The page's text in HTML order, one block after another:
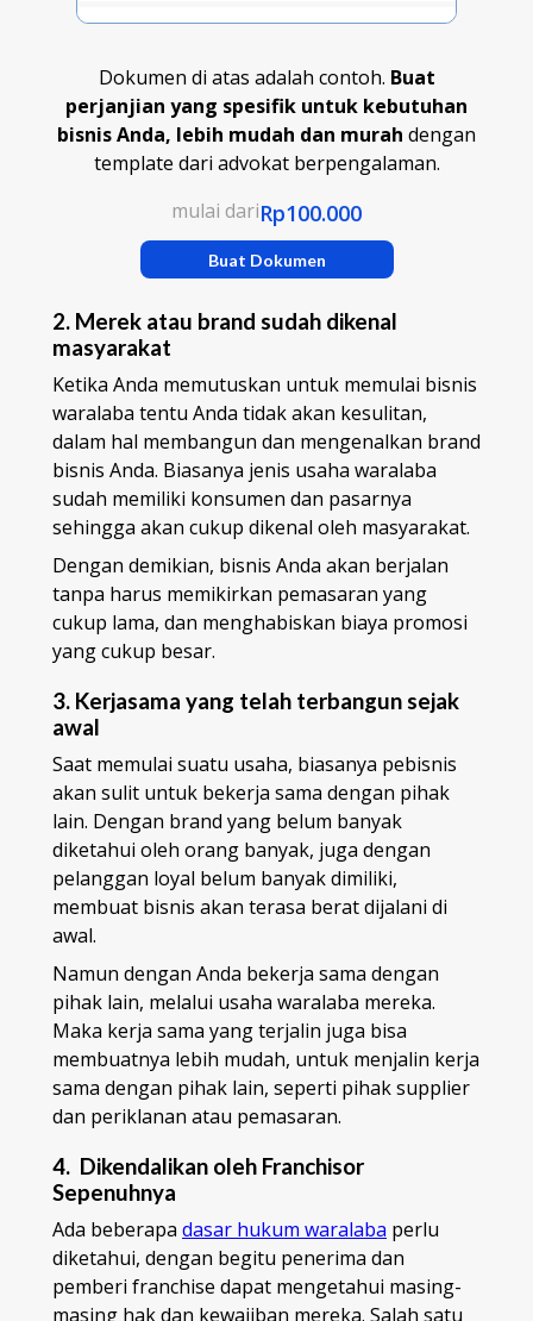
Dokumen di atas adalah contoh. Buat
perjanjian yang spesifik untuk kebutuhan
bisnis Anda, lebih mudah dan murah dengan
template dari advokat berpengalaman.
mulai dariRp100.000
Buat Dokumen
2. Merek atau brand sudah dikenal
masyarakat
Ketika Anda memutuskan untuk memulai bisnis
waralaba tentu Anda tidak akan kesulitan,
dalam hal membangun dan mengenalkan brand
bisnis Anda. Biasanya jenis usaha waralaba
sudah memiliki konsumen dan pasarnya
sehingga akan cukup dikenal oleh masyarakat.
Dengan demikian, bisnis Anda akan berjalan
tanpa harus memikirkan pemasaran yang
cukup lama, dan menghabiskan biaya promosi
yang cukup besar.
3. Kerjasama yang telah terbangun sejak
awal
Saat memulai suatu usaha, biasanya pebisnis
akan sulit untuk bekerja sama dengan pihak
lain. Dengan brand yang belum banyak
diketahui oleh orang banyak, juga dengan
pelanggan loyal belum banyak dimiliki,
membuat bisnis akan terasa berat dijalani di
awal.
Namun dengan Anda bekerja sama dengan
pihak lain, melalui usaha waralaba mereka.
Maka kerja sama yang terjalin juga bisa
membuatnya lebih mudah, untuk menjalin kerja
sama dengan pihak lain, seperti pihak supplier
dan periklanan atau pemasaran.
4. Dikendalikan oleh Franchisor
Sepenuhnya
Ada beberapa dasar hukum waralaba perlu
diketahui, dengan begitu penerima dan
pemberi franchise dapat mengetahui masing-
masing hak dan kewajiban mereka. Salah satu